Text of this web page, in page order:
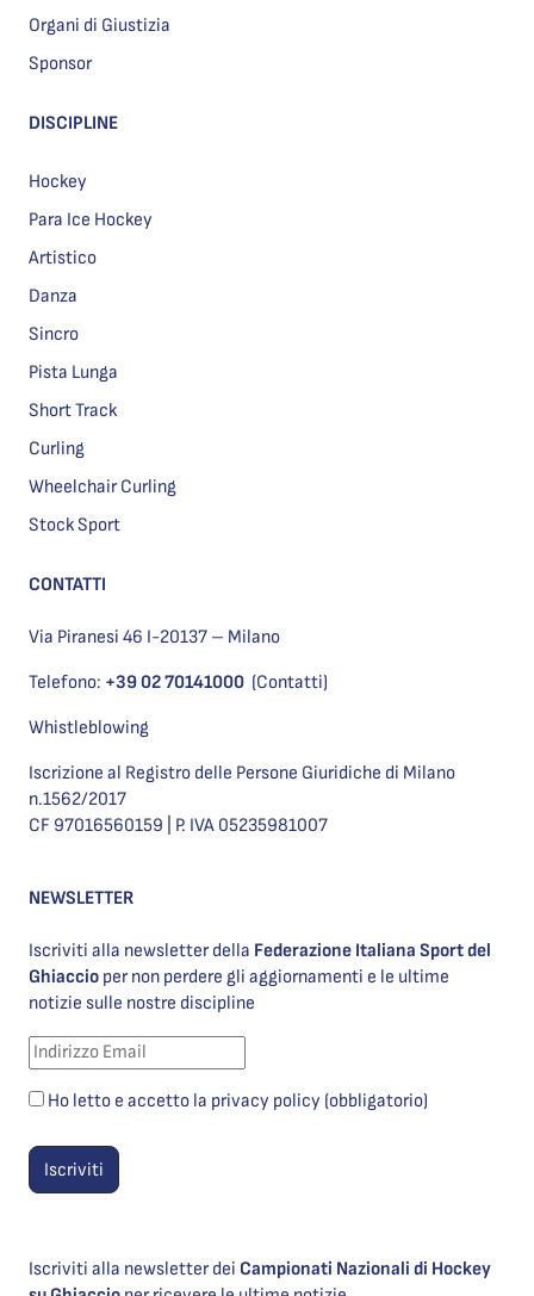
Organi di Giustizia
Sponsor
DISCIPLINE
Hockey
Para Ice Hockey
Artistico
Danza
Sincro
Pista Lunga
Short Track
Curling
Wheelchair Curling
Stock Sport
CONTATTI
Via Piranesi 46 I-20137 – Milano
Telefono: +39 02 70141000 (Contatti)
Whistleblowing
Iscrizione al Registro delle Persone Giuridiche di Milano
n.1562/2017
CF 97016560159 | P. IVA 05235981007
NEWSLETTER
Iscriviti alla newsletter della Federazione Italiana Sport del
Ghiaccio per non perdere gli aggiornamenti e le ultime
notizie sulle nostre discipline
Ho letto e accetto la privacy policy (obbligatorio)
Iscriviti alla newsletter dei Campionati Nazionali di Hockey